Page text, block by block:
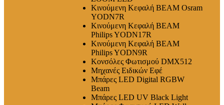
Κινούμενη Κεφαλή BEAM Osram
YODN7R
Κινούμενη Κεφαλή BEAM
Philips YODN17R
Κινούμενη Κεφαλή BEAM
Philips YODN9R
Κονσόλες Φωτισμού DMX512
Μηχανές Ειδικών Εφέ
Μπάρες LED Digital RGBW
Beam
Μπάρες LED UV Black Light